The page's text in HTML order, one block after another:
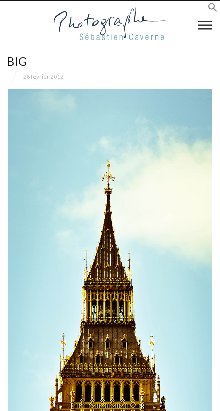
BIG
28 février 2012